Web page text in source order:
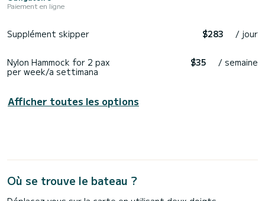
Paiement en ligne
Supplément skipper $283 / jour
Nylon Hammock for 2 pax
per week/a settimana
$35 / semaine
Afficher toutes les options
Où se trouve le bateau ?